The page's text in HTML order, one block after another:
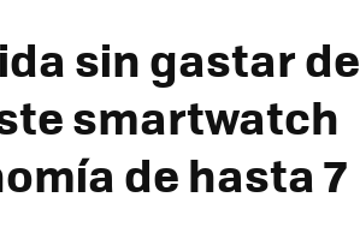
sin gastar de
smartwatch
de hasta 7